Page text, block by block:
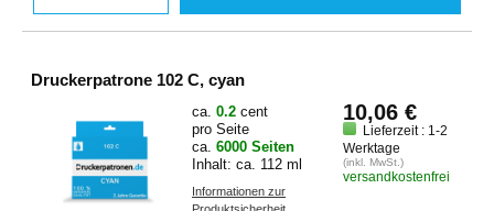
Druckerpatrone 102 C, cyan
ca. 0.2 cent
pro Seite
ca. 6000 Seiten
Inhalt: ca. 112 ml
Informationen zur
Produktsicherheit
10,06 €
Lieferzeit : 1-2
Werktage
(inkl. MwSt.)
versandkostenfrei